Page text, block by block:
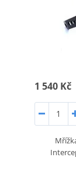
1 540 Kč